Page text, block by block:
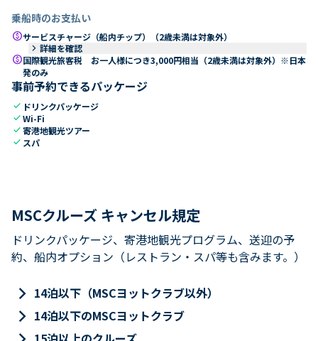
乗船時のお支払い
paidサービスチャージ（船内チップ）（2歳未満は対象外）
keyboard_arrow_right 詳細を確認
paid国際観光旅客税 お一人様につき3,000円相当（2歳未満は対象外）※日本
発のみ
事前予約できるパッケージ
check ドリンクパッケージ
checkWi-Fi
check寄港地観光ツアー
check スパ
MSCクルーズ キャンセル規定
ドリンクパッケージ、寄港地観光プログラム、送迎の予
約、船内オプション（レストラン・スパ等も含みます。）
keyboard_arrow_right 14泊以下（MSCヨットクラブ以外）
keyboard_arrow_right 14泊以下のMSCヨットクラブ